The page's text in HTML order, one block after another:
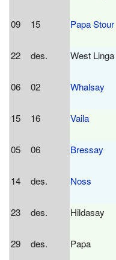
09 15 Papa Stour
22 des. West Linga
06 02 Whalsay
15 16 Vaila
05 06 Bressay
14 des. Noss
23 des. Hildasay
29 des. Papa